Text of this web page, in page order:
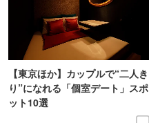
【東京ほか】カップルで“二人き
り”になれる「個室デート」スポ
ット10選